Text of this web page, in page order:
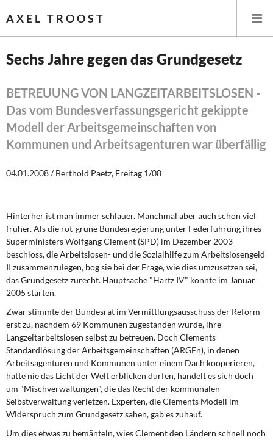
AXEL TROOST
Themen
Leitlinien linker Wirtschafts- und Finanzpolitik
Wirtschaftspolitik
Öffentliche Infrastruktur und Daseinsvorsorge
Eurokrise und Griechenland
DIE LINKE
Weitere Themen
Memo-Gruppe
Institut Solidarische Moderne
Rosa-Luxemburg-Stiftung
Über mich
Sechs Jahre gegen das Grundgesetz
BETREUUNG VON LANGZEITARBEITSLOSEN -
Das vom Bundesverfassungsgericht gekippte
Modell der Arbeitsgemeinschaften von
Kommunen und Arbeitsagenturen war überfällig
04.01.2008 / Berthold Paetz, Freitag 1/08
Hinterher ist man immer schlauer. Manchmal aber auch schon viel
früher. Als die rot-grüne Bundesregierung unter Federführung ihres
Superministers Wolfgang Clement (SPD) im Dezember 2003
beschloss, die Arbeitslosen- und die Sozialhilfe zum Arbeitslosengeld
II zusammenzulegen, bog sie bei der Frage, wie dies umzusetzen sei,
das Grundgesetz zurecht. Hauptsache "Hartz IV" konnte im Januar
2005 starten.
Zwar stimmte der Bundesrat im Vermittlungsausschuss der Reform
erst zu, nachdem 69 Kommunen zugestanden wurde, ihre
Langzeitarbeitslosen selbst zu betreuen. Doch Clements
Standardlösung der Arbeitsgemeinschaften (ARGEn), in denen
Arbeitsagenturen und Kommunen unter einem Dach kooperieren,
hätte nie das Licht der Welt erblicken dürfen, handelt es sich doch
um "Mischverwaltungen", die das Recht der kommunalen
Selbstverwaltung verletzen. Experten, die Clements Modell im
Widerspruch zum Grundgesetz sahen, gab es zuhauf.
Um dies etwas zu bemänteln, wies Clement den Ländern schnell noch